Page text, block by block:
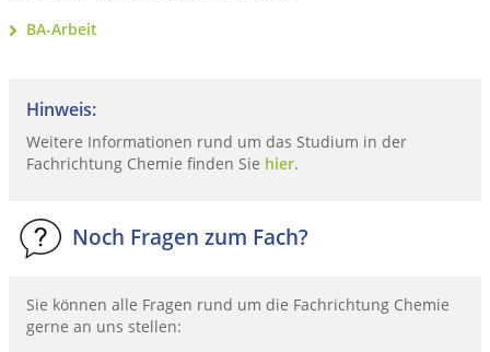
BA-Arbeit
Hinweis:
Weitere Informationen rund um das Studium in der
Fachrichtung Chemie finden Sie hier.
Noch Fragen zum Fach?
Sie können alle Fragen rund um die Fachrichtung Chemie
gerne an uns stellen: